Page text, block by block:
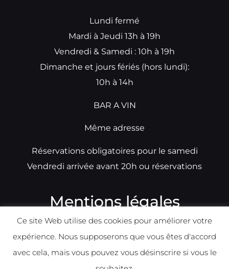
Lundi fermé
Mardi à Jeudi 13h à 19h
Vendredi & Samedi : 10h à 19h
Dimanche et jours fériés (hors lundi):
10h à 14h
BAR A VIN
Même adresse
Réservations obligatoires pour le samedi
Vendredi arrivée avant 20h ou réservations
Mentions légales
Ce site Web utilise des cookies pour améliorer votre
expérience. Nous supposerons que vous êtes d'accord
avec cela, mais vous pouvez vous désinscrire si vous le